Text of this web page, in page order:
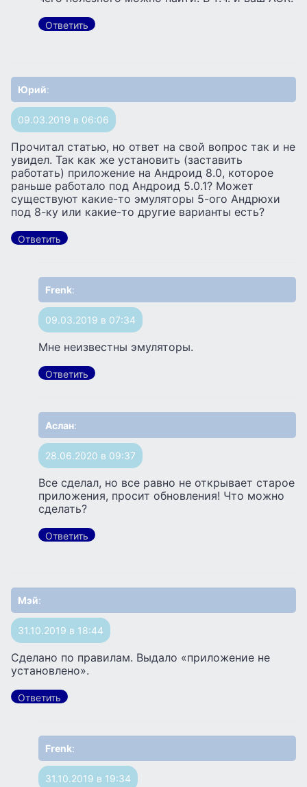
Ответить
Юрий:
09.03.2019 в 06:06
Прочитал статью, но ответ на свой вопрос так и не
увидел. Так как же установить (заставить
работать) приложение на Андроид 8.0, которое
раньше работало под Андроид 5.0.1? Может
существуют какие-то эмуляторы 5-ого Андрюхи
под 8-ку или какие-то другие варианты есть?
Ответить
Frenk:
09.03.2019 в 07:34
Мне неизвестны эмуляторы.
Ответить
Аслан:
28.06.2020 в 09:37
Все сделал, но все равно не открывает старое
приложения, просит обновления! Что можно
сделать?
Ответить
Мэй:
31.10.2019 в 18:44
Сделано по правилам. Выдало «приложение не
установлено».
Ответить
Frenk:
31.10.2019 в 19:34